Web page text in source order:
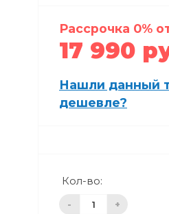
Рассрочка 0%
17 990
Нашли данный
дешевле?
Кол-во:
- +